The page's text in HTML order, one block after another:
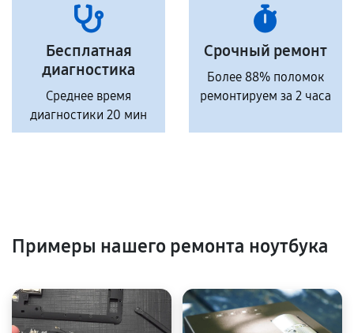
Бесплатная
диагностика
Среднее время
диагностики 20 мин
Срочный ремонт
Более 88% поломок
ремонтируем за 2 часа
Примеры нашего ремонта ноутбука